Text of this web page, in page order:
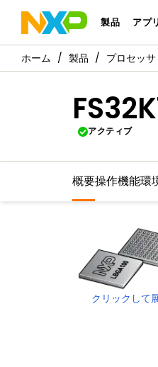
製品 アプ
製品 プロセッ
アクティブ
概要操作機能環
クリックして